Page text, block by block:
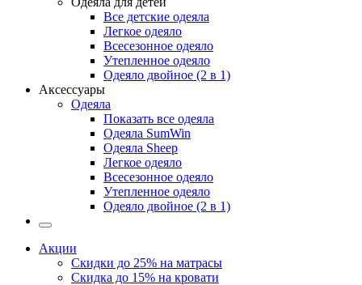
Все детские одеяла
Легкое одеяло
Всесезонное одеяло
Утепленное одеяло
Одеяло двойное (2 в 1)
Аксессуары
Одеяла
Показать все одеяла
Одеяла SumWin
Одеяла Sheep
Легкое одеяло
Всесезонное одеяло
Утепленное одеяло
Одеяло двойное (2 в 1)
Акции
Скидки до 25% на матрасы
Скидка до 15% на кровати